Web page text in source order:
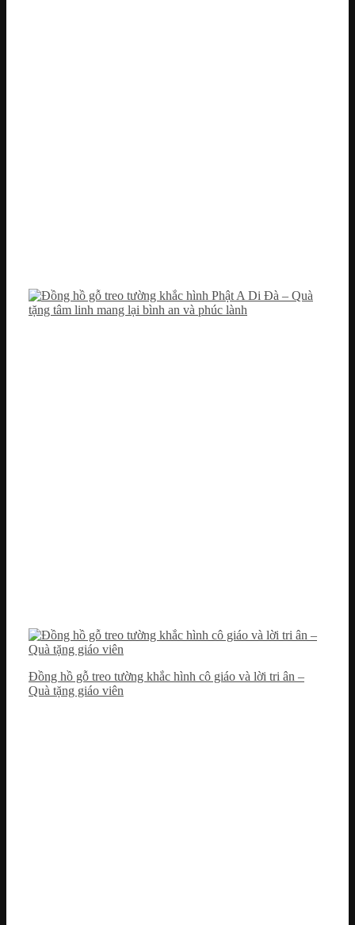
Đồng hồ gỗ treo tường khắc hình cô giáo và lời tri ân –
Quà tặng giáo viên